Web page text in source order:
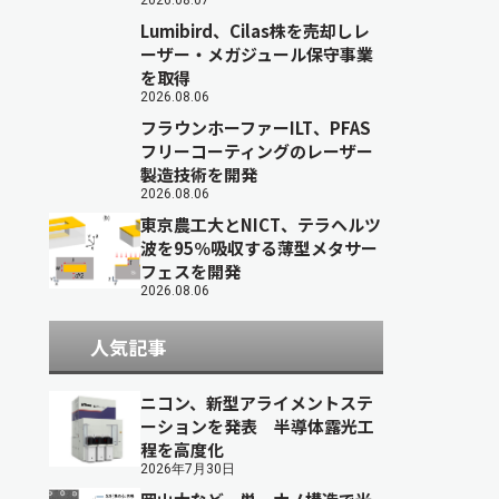
Lumibird、Cilas株を売却しレ
ーザー・メガジュール保守事業
を取得
2026.08.06
フラウンホーファーILT、PFAS
フリーコーティングのレーザー
製造技術を開発
2026.08.06
東京農工大とNICT、テラヘルツ
波を95％吸収する薄型メタサー
フェスを開発
2026.08.06
人気記事
ニコン、新型アライメントステ
ーションを発表 半導体露光工
程を高度化
2026年7月30日